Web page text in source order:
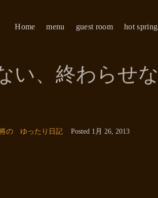
Home menu guest room hot spring
い、終わらせな
の ゆったり日記 Posted 1月 26, 2013